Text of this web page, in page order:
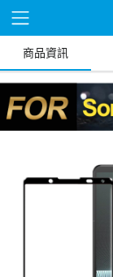
商品資訊